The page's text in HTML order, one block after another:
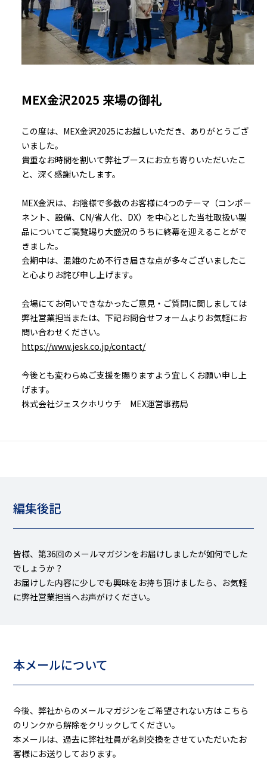
MEX金沢2025 来場の御礼
この度は、MEX金沢2025にお越しいただき、ありがとうござ
いました。
貴重なお時間を割いて弊社ブースにお立ち寄りいただいたこ
と、深く感謝いたします。
MEX金沢は、お陰様で多数のお客様に4つのテーマ（コンポー
ネント、設備、CN/省人化、DX）を中心とした当社取扱い製
品についてご高覧賜り大盛況のうちに終幕を迎えることがで
きました。
会期中は、混雑のため不行き届きな点が多々ございましたこ
と心よりお詫び申し上げます。
会場にてお伺いできなかったご意見・ご質問に関しましては
弊社営業担当または、下記お問合せフォームよりお気軽にお
問い合わせください。
https://www.jesk.co.jp/contact/
今後とも変わらぬご支援を賜りますよう宜しくお願い申し上
げます。
株式会社ジェスクホリウチ MEX運営事務局
編集後記
皆様、第36回のメールマガジンをお届けしましたが如何でした
でしょうか？
お届けした内容に少しでも興味をお持ち頂けましたら、お気軽
に弊社営業担当へお声がけください。
本メールについて
今後、弊社からのメールマガジンをご希望されない方は こちら
のリンクから解除をクリックしてください。
本メールは、過去に弊社社員が名刺交換をさせていただいたお
客様にお送りしております。